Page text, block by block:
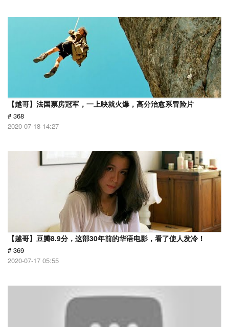
【越哥】法国票房冠军，一上映就火爆，高分治愈系冒险片
# 368
2020-07-18 14:27
【越哥】豆瓣8.9分，这部30年前的华语电影，看了使人发冷！
# 369
2020-07-17 05:55